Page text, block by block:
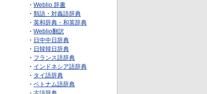
・ Weblio 辞書
・ 類語・対義語辞典
・ 英和辞典・和英辞典
・ Weblio翻訳
・ 日中中日辞典
・ 日韓韓日辞典
・ フランス語辞典
・ インドネシア語辞典
・ タイ語辞典
・ ベトナム語辞典